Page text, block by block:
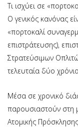
Τι ισχύει σε
Ο γενικός κανόνας
«πορτοκαλί
επιστράτευσης),
Στρατεύσιμων
τελευταία δύο
Μέσα σε χρονικό
παρουσιαστούν στη
Ατομικής